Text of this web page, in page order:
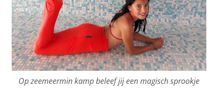
Op zeemeermin kamp beleef jij een magisch sprookje